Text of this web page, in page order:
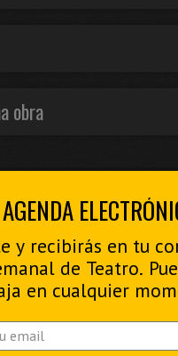
obra
AGENDA
y recibirás en tu
de Teatro.
en cualquier